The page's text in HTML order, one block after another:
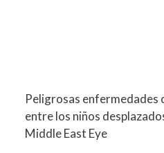
Peligrosas enfermedades
entre los niños
Middle East Eye